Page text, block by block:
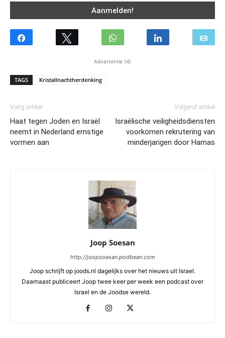
Advertentie (4)
TAGS Kristallnachtherdenking
Vorig artikel
Haat tegen Joden en Israël
neemt in Nederland ernstige
vormen aan
Volgend artikel
Israëlische veiligheidsdiensten
voorkomen rekrutering van
minderjarigen door Hamas
Joop Soesan
http://joopsoesan.podbean.com
Joop schrijft op joods.nl dagelijks over het nieuws uit Israel.
Daarnaast publiceert Joop twee keer per week een podcast over
Israel en de Joodse wereld.